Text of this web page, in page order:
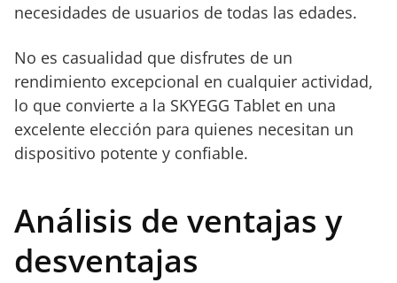
necesidades de usuarios de todas las edades.
No es casualidad que disfrutes de un
rendimiento excepcional en cualquier actividad,
lo que convierte a la SKYEGG Tablet en una
excelente elección para quienes necesitan un
dispositivo potente y confiable.
Análisis de ventajas y
desventajas